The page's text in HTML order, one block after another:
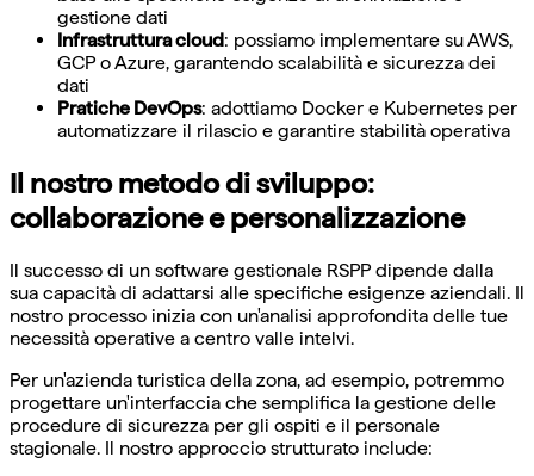
gestione dati
Infrastruttura cloud: possiamo implementare su AWS,
GCP o Azure, garantendo scalabilità e sicurezza dei
dati
Pratiche DevOps: adottiamo Docker e Kubernetes per
automatizzare il rilascio e garantire stabilità operativa
Il nostro metodo di sviluppo:
collaborazione e personalizzazione
Il successo di un software gestionale RSPP dipende dalla
sua capacità di adattarsi alle specifiche esigenze aziendali. Il
nostro processo inizia con un'analisi approfondita delle tue
necessità operative a centro valle intelvi.
Per un'azienda turistica della zona, ad esempio, potremmo
progettare un'interfaccia che semplifica la gestione delle
procedure di sicurezza per gli ospiti e il personale
stagionale. Il nostro approccio strutturato include: